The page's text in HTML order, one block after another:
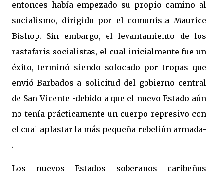
entonces había empezado su propio camino al
socialismo, dirigido por el comunista Maurice
Bishop. Sin embargo, el levantamiento de los
rastafaris socialistas, el cual inicialmente fue un
éxito, terminó siendo sofocado por tropas que
envió Barbados a solicitud del gobierno central
de San Vicente -debido a que el nuevo Estado aún
no tenía prácticamente un cuerpo represivo con
el cual aplastar la más pequeña rebelión armada-
.
Los nuevos Estados soberanos caribeños